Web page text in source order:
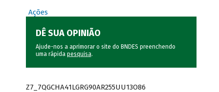
Ações
DÊ SUA OPINIÃO
Ajude-nos a aprimorar o site do BNDES preenchendo
uma rápida pesquisa.
Z7_7QGCHA41LGRG90AR255UU13O86